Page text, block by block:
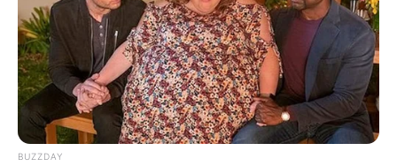
teratai. Kebanyakan orang pasti akan menyangka hal tersebut fiktif
belaka. Tapi ternyata teratai raksasa memang benar nyata adanya.
Teratai raksasa yang kuat menahan beban puluhan kilogram
bernama Victoria Amazonica yang juga merupakan teratai paling
besar di seluruh dunia. Kalau kamu penasaran seperti apa
keunikannya, simak ulasan berikut.
BUZZDAY